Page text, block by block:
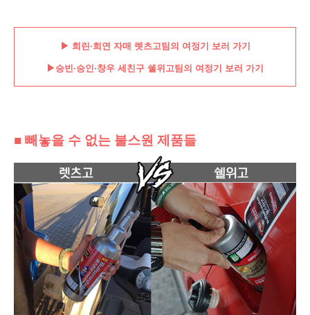
▶ 희린·희연 자매 렛츠고팀의 여정기 보러 가기
▶승빈·승인·창우 세친구 쉘위고팀의 여정기 보러 가기
■ 빼놓을 수 없는 불스원 제품들